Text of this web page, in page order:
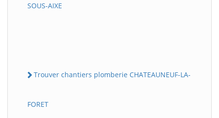
SOUS-AIXE
Trouver chantiers plomberie CHATEAUNEUF-LA-
FORET